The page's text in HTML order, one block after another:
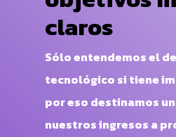
claros
Sólo entendemos el
tecnológico si tiene
por eso destinamos
nuestros ingresos a